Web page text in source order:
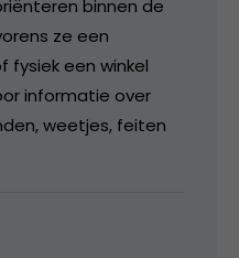
binnen de
ze een
fysiek een winkel
informatie over
weetjes, feiten